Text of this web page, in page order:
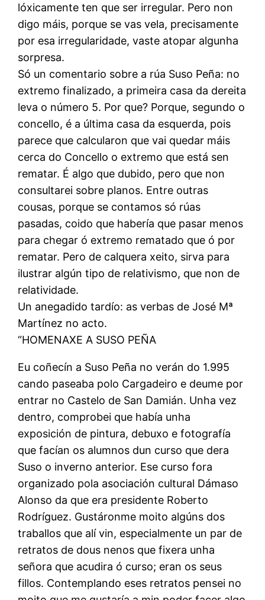
lóxicamente ten que ser irregular. Pero non
digo máis, porque se vas vela, precisamente
por esa irregularidade, vaste atopar algunha
sorpresa.
Só un comentario sobre a rúa Suso Peña: no
extremo finalizado, a primeira casa da dereita
leva o número 5. Por que? Porque, segundo o
concello, é a última casa da esquerda, pois
parece que calcularon que vai quedar máis
cerca do Concello o extremo que está sen
rematar. É algo que dubido, pero que non
consultarei sobre planos. Entre outras
cousas, porque se contamos só rúas
pasadas, coido que habería que pasar menos
para chegar ó extremo rematado que ó por
rematar. Pero de calquera xeito, sirva para
ilustrar algún tipo de relativismo, que non de
relatividade.
Un anegadido tardío: as verbas de José Mª
Martínez no acto.
“HOMENAXE A SUSO PEÑA
Eu coñecín a Suso Peña no verán do 1.995
cando paseaba polo Cargadeiro e deume por
entrar no Castelo de San Damián. Unha vez
dentro, comprobei que había unha
exposición de pintura, debuxo e fotografía
que facían os alumnos dun curso que dera
Suso o inverno anterior. Ese curso fora
organizado pola asociación cultural Dámaso
Alonso da que era presidente Roberto
Rodríguez. Gustáronme moito algúns dos
traballos que alí vin, especialmente un par de
retratos de dous nenos que fixera unha
señora que acudira ó curso; eran os seus
fillos. Contemplando eses retratos pensei no